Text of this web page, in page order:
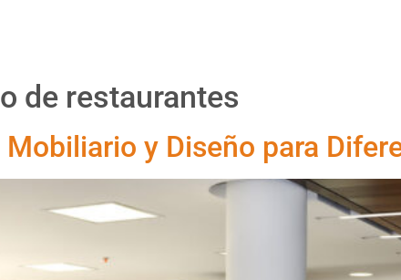
de restaurantes
y Diseño para